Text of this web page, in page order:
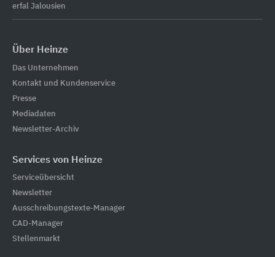
erfal Jalousien
Über Heinze
Das Unternehmen
Kontakt und Kundenservice
Presse
Mediadaten
Newsletter-Archiv
Services von Heinze
Serviceübersicht
Newsletter
Ausschreibungstexte-Manager
CAD-Manager
Stellenmarkt